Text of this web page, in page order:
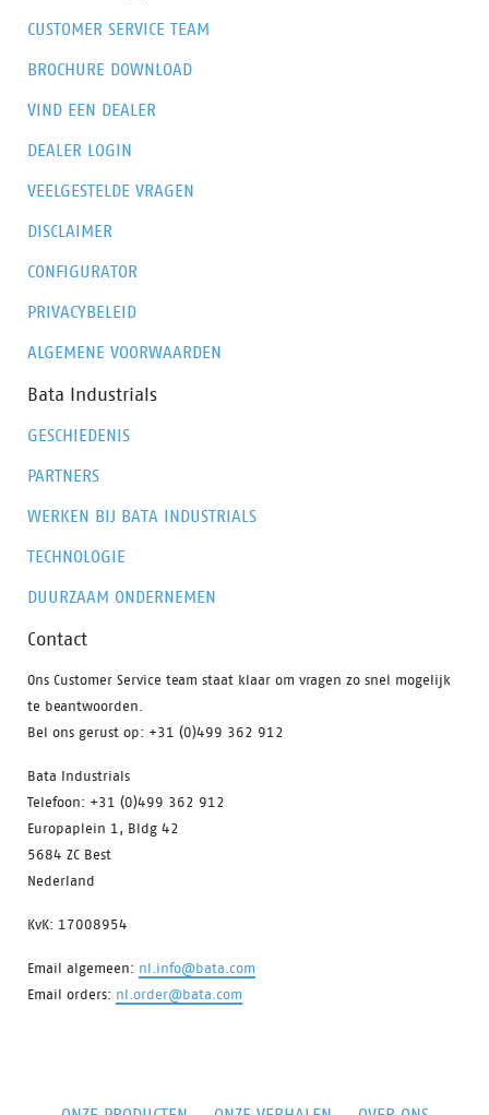
CUSTOMER SERVICE TEAM
BROCHURE DOWNLOAD
VIND EEN DEALER
DEALER LOGIN
VEELGESTELDE VRAGEN
DISCLAIMER
CONFIGURATOR
PRIVACYBELEID
ALGEMENE VOORWAARDEN
Bata Industrials
GESCHIEDENIS
PARTNERS
WERKEN BIJ BATA INDUSTRIALS
TECHNOLOGIE
DUURZAAM ONDERNEMEN
Contact
Ons Customer Service team staat klaar om vragen zo snel mogelijk
te beantwoorden.
Bel ons gerust op: +31 (0)499 362 912
Bata Industrials
Telefoon: +31 (0)499 362 912
Europaplein 1, Bldg 42
5684 ZC Best
Nederland
KvK: 17008954
Email algemeen: nl.info@bata.com
Email orders: nl.order@bata.com